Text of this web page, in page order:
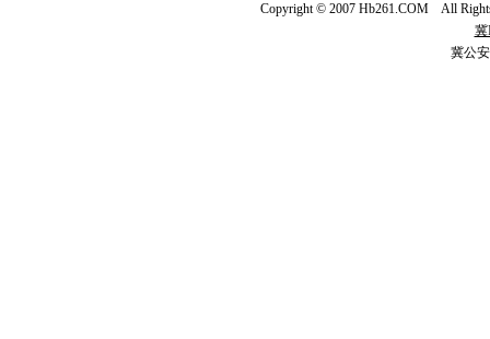
Copyright © 2007 Hb261.COM All
冀
冀公